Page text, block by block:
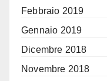
Febbraio 2019
Gennaio 2019
Dicembre 2018
Novembre 2018